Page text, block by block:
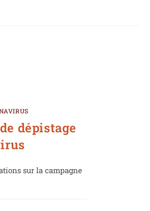
dépistage
sur la campagne